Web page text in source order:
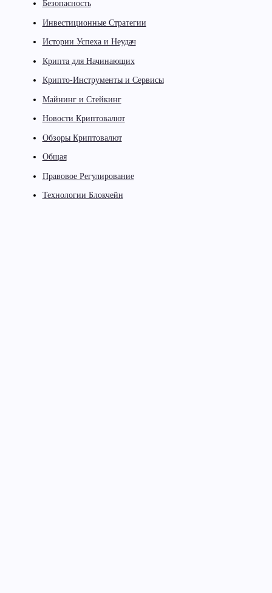
Безопасность
Инвестиционные Стратегии
Истории Успеха и Неудач
Крипта для Начинающих
Крипто-Инструменты и Сервисы
Майнинг и Стейкинг
Новости Криптовалют
Обзоры Криптовалют
Общая
Правовое Регулирование
Технологии Блокчейн